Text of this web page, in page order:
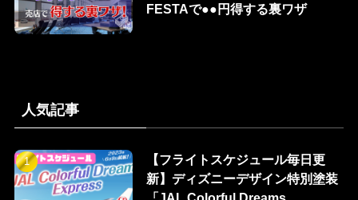
FESTAで●●円得する裏ワザ
人気記事
【フライトスケジュール毎日更
新】ディズニーデザイン特別塗装